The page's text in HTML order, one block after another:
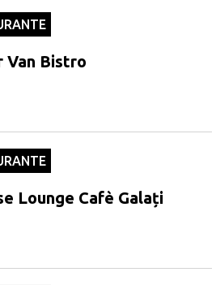
Van Bistro
Lounge Cafè Galați